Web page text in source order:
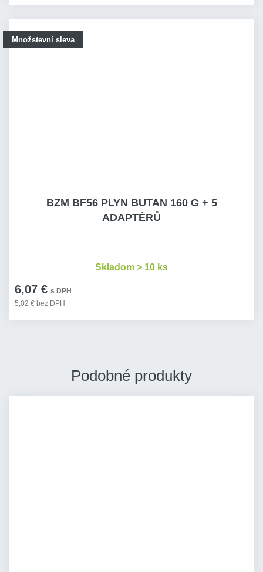
Množstevní sleva
BZM BF56 PLYN BUTAN 160 G + 5
ADAPTÉRŮ
6,07 € s DPH
5,02 € bez DPH
Skladom > 10 ks
Podobné produkty